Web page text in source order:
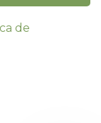
de